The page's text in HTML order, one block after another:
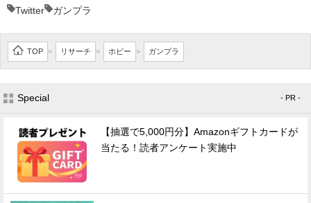
Twitter ガンプラ
TOP > リサーチ > ホビー > ガンプラ
Special - PR -
【抽選で5,000円分】Amazonギフトカードが
当たる！読者アンケート実施中